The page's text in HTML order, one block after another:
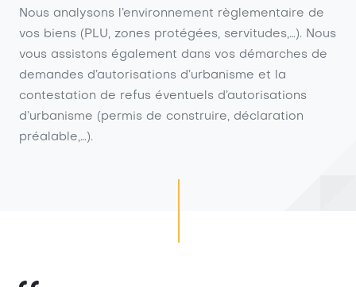
Nous analysons l’environnement règlementaire de
vos biens (PLU, zones protégées, servitudes,…). Nous
vous assistons également dans vos démarches de
demandes d’autorisations d’urbanisme et la
contestation de refus éventuels d’autorisations
d’urbanisme (permis de construire, déclaration
préalable,…).